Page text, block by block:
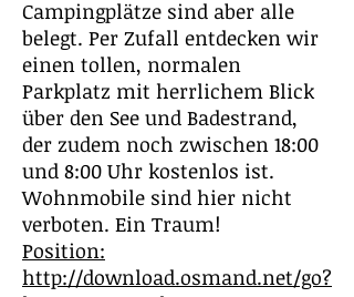
Campingplätze sind aber alle
belegt. Per Zufall entdecken wir
einen tollen, normalen
Parkplatz mit herrlichem Blick
über den See und Badestrand,
der zudem noch zwischen 18:00
und 8:00 Uhr kostenlos ist.
Wohnmobile sind hier nicht
verboten. Ein Traum!
Position:
http://download.osmand.net/go?